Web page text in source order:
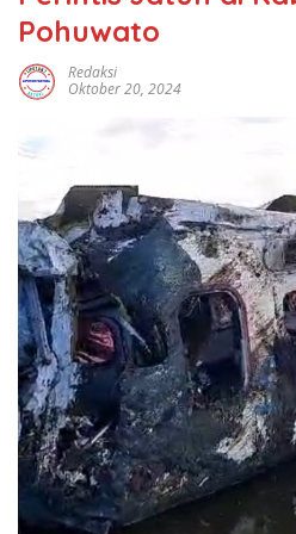
Pohuwato
Redaksi
Oktober 20, 2024